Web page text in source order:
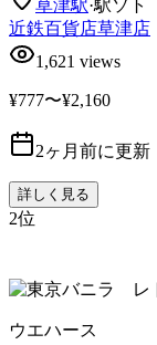
草津駅·駅ソト
近鉄百貨店草津店
1,621 views
¥777〜¥2,160
2ヶ月前に更新
詳しく見る
2位
ウエハース